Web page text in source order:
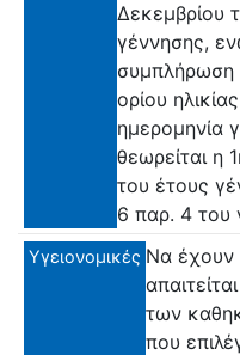
Δεκεμβρίου
γέννησης,
συμπλήρωση
ορίου
ημερομηνία
θεωρείται η
του έτους
6 παρ. 4 του
Υγειονομικές Να έχουν
των
που